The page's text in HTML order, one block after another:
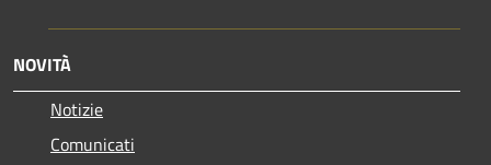
NOVITÀ
Notizie
Comunicati